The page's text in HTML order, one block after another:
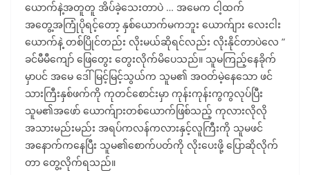
ယောက်နဲ့အတူတူ အိပ်ခဲ့သေးတာပဲ … အမေက ငါ့ထက်
အတွေ့အကြုံပိုရင့်တော့ နှစ်ယောက်မကဘူး ယောက်ျား လေးငါး
ယောက်နဲ့ တစ်ပြိုင်တည်း လိုးမယ်ဆိုရင်လည်း လိုးနိုင်တာပဲလေ ”
ခင်မီမီကျော် ဖြေတွေး တွေးလိုက်မိပေသည်။ သူမကြည့်နေခိုက်
မှာပင် အမေ ဒေါ်မြင့်မြင့်သွယ်က သူမ၏ အဝတ်မဲ့နေသော ဖင်
သားကြီးနှစ်ဖက်ကို ကုတင်စောင်းမှာ ကုန်းကုန်းကွကွလုပ်ပြီး
သူမ၏အဖော် ယောက်ျားတစ်ယောက်ဖြစ်သည့် ကုလားလိုလို
အသားမည်းမည်း အရပ်ကလန်ကလားနှင့်လူကြီးကို သူမဖင်
အနောက်ကနေပြီး သူမ၏စောက်ပတ်ကို လိုးပေးဖို့ ပြောဆိုလိုက်
တာ တွေ့လိုက်ရသည်။